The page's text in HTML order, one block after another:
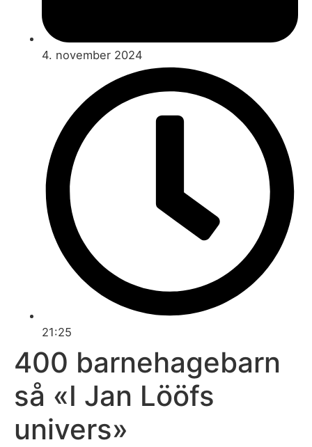
4. november 2024
21:25
400 barnehagebarn
så «I Jan Lööfs
univers»